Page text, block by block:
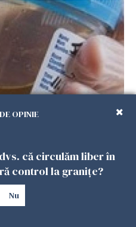
OPINIE
că circulăm liber în
control la granițe?
Nu